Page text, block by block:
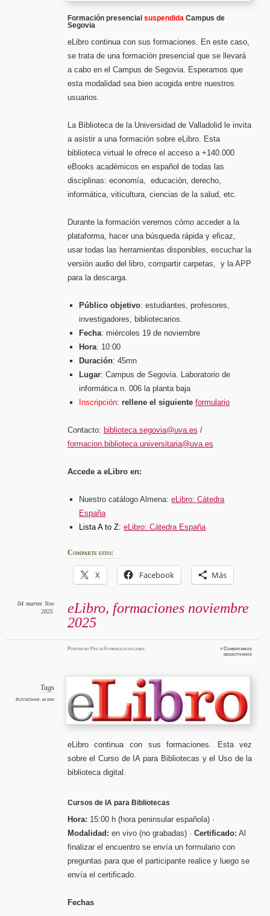
Formación presencial suspendida Campus de
Segovia
eLibro continua con sus formaciones. En este caso,
se trata de una formación presencial que se llevará
a cabo en el Campus de Segovia. Esperamos que
esta modalidad sea bien acogida entre nuestros
usuarios.
La Biblioteca de la Universidad de Valladolid le invita
a asistir a una formación sobre eLibro. Esta
biblioteca virtual le ofrece el acceso a +140.000
eBooks académicos en español de todas las
disciplinas: economía, educación, derecho,
informática, viticultura, ciencias de la salud, etc.
Durante la formación veremos cómo acceder a la
plataforma, hacer una búsqueda rápida y eficaz,
usar todas las herramientas disponibles, escuchar la
versión audio del libro, compartir carpetas, y la APP
para la descarga.
Público objetivo: estudiantes, profesores,
investigadores, bibliotecarios.
Fecha: miércoles 19 de noviembre
Hora: 10:00
Duración: 45mn
Lugar: Campus de Segovia. Laboratorio de
informática n. 006 la planta baja
Inscripción:rellene el siguiente formulario
Contacto: biblioteca.segovia@uva.es /
formacion.biblioteca.universitaria@uva.es
Accede a eLibro en:
Nuestro catálogo Almena:eLibro: Cátedra
España
Lista A to Z:eLibro: Cátedra España
Comparte esto:
X Facebook Más
eLibro, formaciones noviembre
2025
04 martes Nov
2025
Postedby Paz in Formación en línea ≈Comentarios
desactivadosen
Tags
BUVaEbook, eLibro
eLibro continua con sus formaciones. Esta vez
sobre el Curso de IA para Bibliotecas y el Uso de la
biblioteca digital.
Cursos de IA para Bibliotecas
Hora: 15:00 h (hora peninsular española) ·
Modalidad: en vivo (no grabadas) · Certificado: Al
finalizar el encuentro se envía un formulario con
preguntas para que el participante realice y luego se
envía el certificado.
Fechas